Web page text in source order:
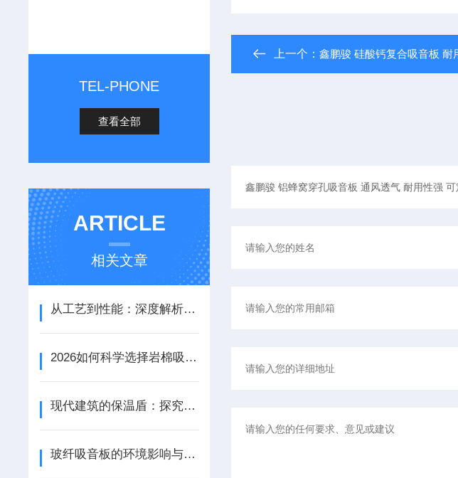
TEL-PHONE
查看全部
ARTICLE
相关文章
从工艺到性能：深度解析铝天花吸音板的结构优势与应用场景
2026如何科学选择岩棉吸音板：性能参数、安装工艺与场景适配
现代建筑的保温盾：探究岩棉天花板的节能特性
玻纤吸音板的环境影响与可持续性探讨
上一个：鑫鹏骏 硅酸钙复合吸音板 耐用性强安装简便